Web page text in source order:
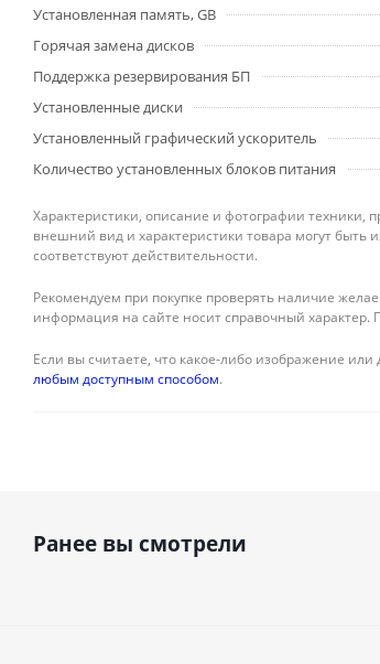
Установленная память, GB
Горячая замена дисков
Поддержка резервирования БП
Установленные диски
Установленный графический ускоритель
Количество установленных блоков питания
Характеристики, описание и фотографии техники,
внешний вид и характеристики товара могут
соответствуют действительности.
Рекомендуем при покупке проверять наличие
информация на сайте носит справочный
Если вы считаете, что какое-либо изображение
любым доступным способом.
Ранее вы смотрели